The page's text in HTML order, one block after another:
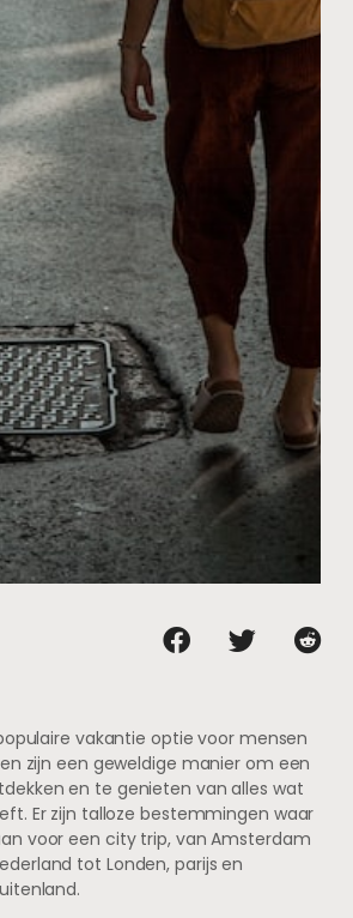
vakantie optie voor mensen
zijn een geweldige manier om een
en te genieten van alles wat
Er zijn talloze bestemmingen waar
voor een city trip, van Amsterdam
tot Londen, parijs en